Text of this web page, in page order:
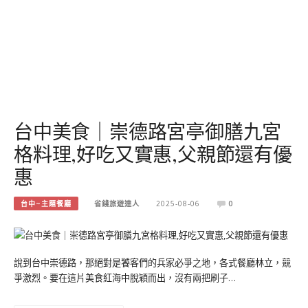
台中美食｜崇德路宮亭御膳九宮
格料理,好吃又實惠,父親節還有優
惠
台中~主題餐廳 省錢旅遊達人 2025-08-06 0
說到台中崇德路，那絕對是饕客們的兵家必爭之地，各式餐廳林立，競
爭激烈。要在這片美食紅海中脫穎而出，沒有兩把刷子…